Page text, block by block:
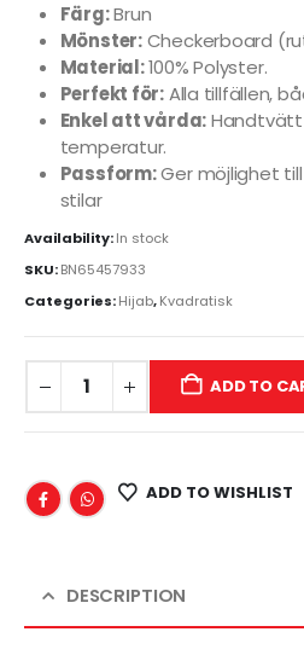
Färg:Brun
Mönster:Checkerboard
Material:100% Polyster.
Perfekt för:Alla tillfällen,
Enkel att vårda:
temperatur.
Passform:Ger möjlighet
stilar
Availability:In stock
SKU:BN65457933
Categories:Hijab,Kvadratisk
ADD TO
ADD TO WISHLIST
DESCRIPTION